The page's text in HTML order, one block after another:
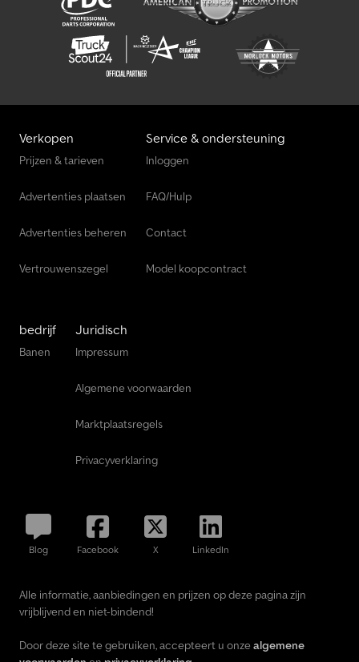
Verkopen
Prijzen & tarieven
Advertenties plaatsen
Advertenties beheren
Vertrouwenszegel
Service & ondersteuning
Inloggen
FAQ/Hulp
Contact
Model koopcontract
bedrijf
Banen
Juridisch
Impressum
Algemene voorwaarden
Marktplaatsregels
Privacyverklaring
Blog Facebook X LinkedIn
Alle informatie, aanbiedingen en prijzen op deze pagina zijn
vrijblijvend en niet-bindend!
Door deze site te gebruiken, accepteert u onze algemene